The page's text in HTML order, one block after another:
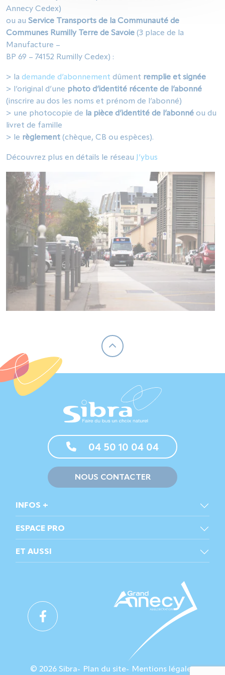
Annecy Cedex)
ou au Service Transports de la Communauté de
Communes Rumilly Terre de Savoie (3 place de la
Manufacture –
BP 69 – 74152 Rumilly Cedex) :
> la demande d’abonnement dûment remplie et signée
> l’original d’une photo d’identité récente de l’abonné
(inscrire au dos les noms et prénom de l’abonné)
> une photocopie de la pièce d’identité de l’abonné ou du
livret de famille
> le règlement (chèque, CB ou espèces).
Découvrez plus en détails le réseau J’ybus
04 50 10 04 04
NOUS CONTACTER
INFOS +
ESPACE PRO
ET AUSSI
© 2026 Sibra Plan du site Mentions légales